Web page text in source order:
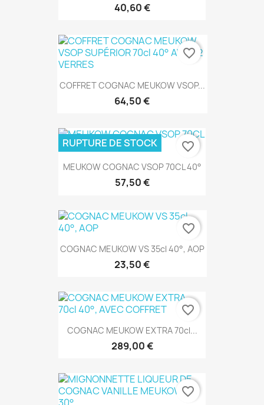
40,60 €
COFFRET COGNAC MEUKOW VSOP...
64,50 €
favorite_border
MEUKOW COGNAC VSOP 70CL 40°
57,50 €
RUPTURE DE STOCK favorite_border
COGNAC MEUKOW VS 35cl 40°, AOP
23,50 €
favorite_border
COGNAC MEUKOW EXTRA 70cl...
289,00 €
favorite_border
favorite_border